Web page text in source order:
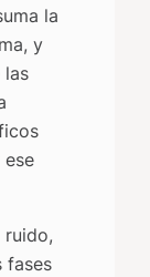
la
y
las
ruido,
fases